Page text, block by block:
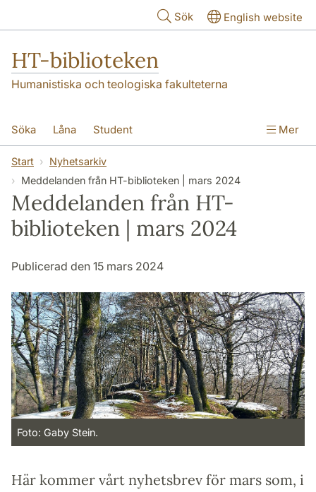
Sök English website
HT-biblioteken
Humanistiska och teologiska fakulteterna
Söka Låna Student
Forskare/doktorand
Mer
Start
Nyhetsarkiv
Meddelanden från HT-biblioteken | mars 2024
Meddelanden från HT-
biblioteken | mars 2024
Publicerad den 15 mars 2024
Foto: Gaby Stein.
Här kommer vårt nyhetsbrev för mars som, i